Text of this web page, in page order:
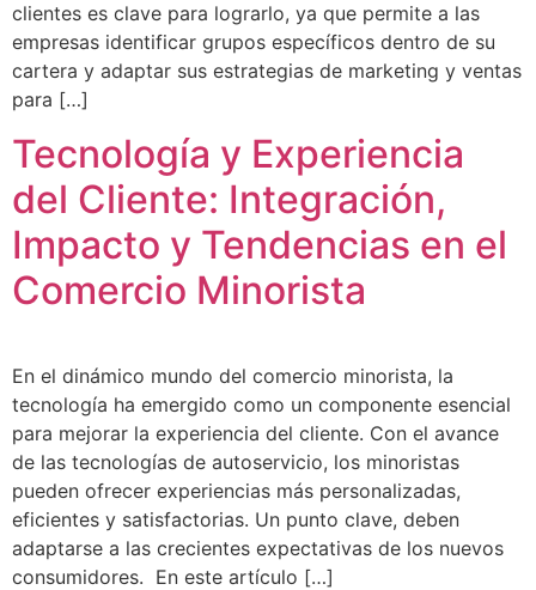
clientes es clave para lograrlo, ya que permite a las
empresas identificar grupos específicos dentro de su
cartera y adaptar sus estrategias de marketing y ventas
para […]
Tecnología y Experiencia
del Cliente: Integración,
Impacto y Tendencias en el
Comercio Minorista
En el dinámico mundo del comercio minorista, la
tecnología ha emergido como un componente esencial
para mejorar la experiencia del cliente. Con el avance
de las tecnologías de autoservicio, los minoristas
pueden ofrecer experiencias más personalizadas,
eficientes y satisfactorias. Un punto clave, deben
adaptarse a las crecientes expectativas de los nuevos
consumidores. En este artículo […]